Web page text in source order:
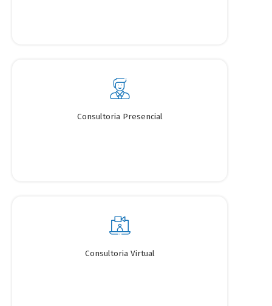
Consultoria Presencial
Consultoria Virtual